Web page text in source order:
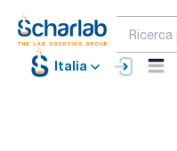
Italia